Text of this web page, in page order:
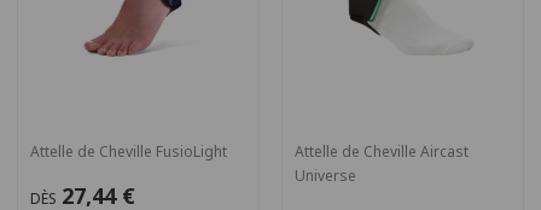
Attelle de Cheville FusioLight
DÈS 27,44 €
Attelle de Cheville Aircast
Universe